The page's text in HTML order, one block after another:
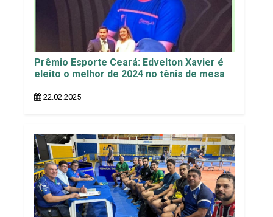
Prêmio Esporte Ceará: Edvelton Xavier é
eleito o melhor de 2024 no tênis de mesa
22.02.2025